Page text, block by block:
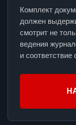
Комплект
должен
смотрит не
ведения
и соответствие